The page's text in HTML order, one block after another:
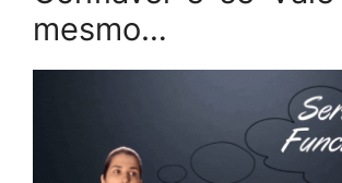
mesmo…